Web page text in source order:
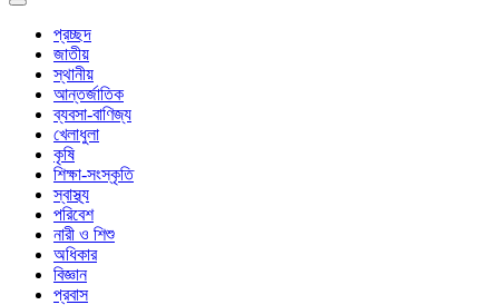
Toggle
navigation
প্রচ্ছদ
জাতীয়
স্থানীয়
আন্তর্জাতিক
ব্যবসা-বাণিজ্য
খেলাধুলা
কৃষি
শিক্ষা-সংস্কৃতি
স্বাস্থ্য
পরিবেশ
নারী ও শিশু
অধিকার
বিজ্ঞান
প্রবাস